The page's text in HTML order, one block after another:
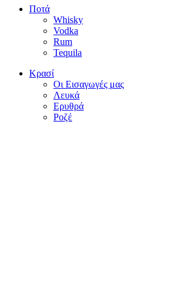
Ποτά
Whisky
Vodka
Rum
Tequila
Κρασί
Οι Εισαγωγές μας
Λευκά
Ερυθρά
Ροζέ